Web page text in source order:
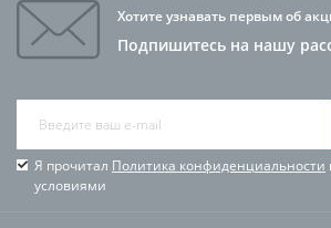
Хотите узнавать первым об
Подпишитесь на нашу
Я прочитал Политика конфиденциальности
условиями